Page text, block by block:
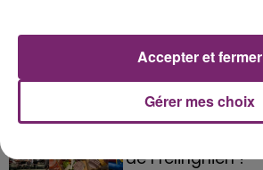
de Frelinghien !
Gérer mes choix
Accepter et fermer